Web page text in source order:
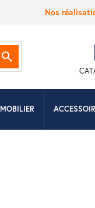
Nos
Rechercher
MOBILIER